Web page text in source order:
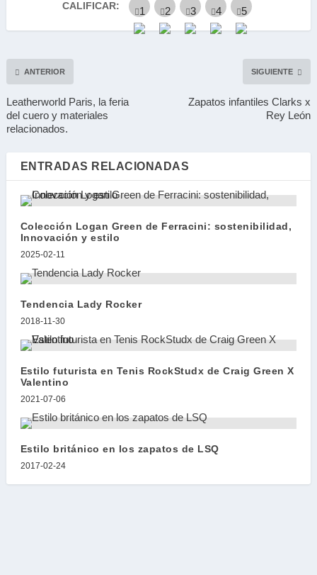
CALIFICAR:
ANTERIOR
Leatherworld Paris, la feria
del cuero y materiales
relacionados.
SIGUIENTE
Zapatos infantiles Clarks x
Rey León
ENTRADAS RELACIONADAS
Colección Logan Green de Ferracini: sostenibilidad,
Innovación y estilo
2025-02-11
Tendencia Lady Rocker
2018-11-30
Estilo futurista en Tenis RockStudx de Craig Green X
Valentino
2021-07-06
Estilo británico en los zapatos de LSQ
2017-02-24